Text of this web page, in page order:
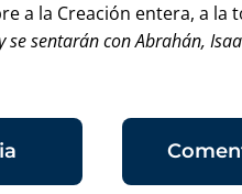
a la Creación entera, a la
sentarán con Abrahán,